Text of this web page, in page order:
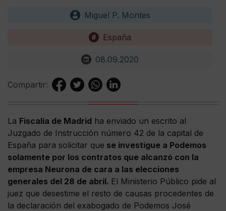
Miguel P. Montes
España
08.09.2020
Compartir:
La Fiscalía de Madrid ha enviado un escrito al
Juzgado de Instrucción número 42 de la capital de
España para solicitar que se investigue a Podemos
solamente por los contratos que alcanzó con la
empresa Neurona de cara a las elecciones
generales del 28 de abril. El Ministerio Público pide al
juez que desestime el resto de causas procedentes de
la declaración del exabogado de Podemos José